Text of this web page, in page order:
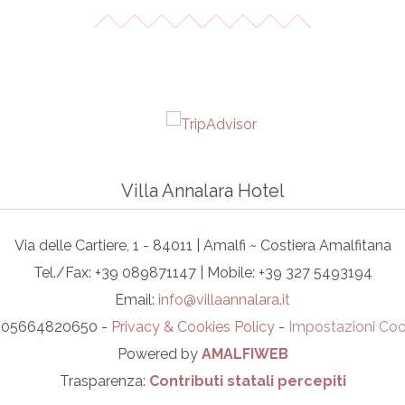
Villa Annalara Hotel
Via delle Cartiere, 1 - 84011 | Amalfi ~ Costiera Amalfitana
Tel./Fax: +39 089871147 | Mobile: +39 327 5493194
Email: info@villaannalara.it
05664820650 - Privacy & Cookies Policy - Impostazioni
Powered by AMALFIWEB
Trasparenza: Contributi statali percepiti